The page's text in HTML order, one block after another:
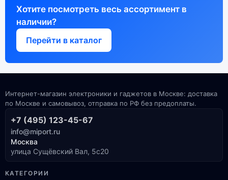
Хотите посмотреть весь ассортимент в
наличии?
Перейти в каталог
Интернет-магазин электроники и гаджетов в Москве: доставка
по Москве и самовывоз, отправка по РФ без предоплаты.
+7 (495) 123-45-67
info@miport.ru
Москва
улица Сущёвский Вал, 5с20
КАТЕГОРИИ